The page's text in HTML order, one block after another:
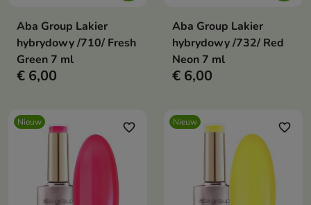
Aba Group Lakier
hybrydowy /710/ Fresh
Green 7 ml
€ 6,00
Aba Group Lakier
hybrydowy /732/ Red
Neon 7 ml
€ 6,00
Nieuw favorite_border Nieuw favorite_border